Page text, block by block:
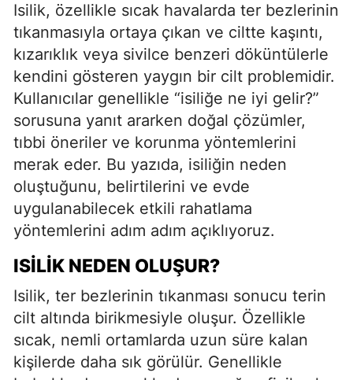
Isilik, özellikle sıcak havalarda ter bezlerinin
tıkanmasıyla ortaya çıkan ve ciltte kaşıntı,
kızarıklık veya sivilce benzeri döküntülerle
kendini gösteren yaygın bir cilt problemidir.
Kullanıcılar genellikle “isiliğe ne iyi gelir?”
sorusuna yanıt ararken doğal çözümler,
tıbbi öneriler ve korunma yöntemlerini
merak eder. Bu yazıda, isiliğin neden
oluştuğunu, belirtilerini ve evde
uygulanabilecek etkili rahatlama
yöntemlerini adım adım açıklıyoruz.
ISILIK NEDEN OLUŞUR?
Isilik, ter bezlerinin tıkanması sonucu terin
cilt altında birikmesiyle oluşur. Özellikle
sıcak, nemli ortamlarda uzun süre kalan
kişilerde daha sık görülür. Genellikle